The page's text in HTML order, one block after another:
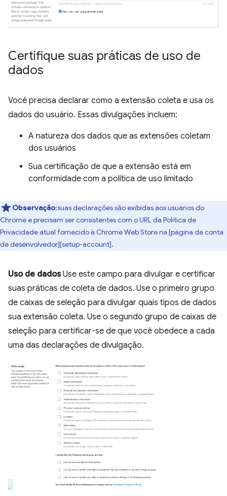
Certifique suas práticas de uso de
dados
Você precisa declarar como a extensão coleta e usa os
dados do usuário. Essas divulgações incluem:
A natureza dos dados que as extensões coletam
dos usuários
Sua certificação de que a extensão está em
conformidade com a política de uso limitado
Observação:suas declarações são exibidas aos usuários do
Chrome e precisam ser consistentes com o URL da Política de
Privacidade atual fornecido à Chrome Web Store na [página da conta
de desenvolvedor][setup-account].
Uso de dadosUse este campo para divulgar e certificar
suas práticas de coleta de dados. Use o primeiro grupo
de caixas de seleção para divulgar quais tipos de dados
sua extensão coleta. Use o segundo grupo de caixas de
seleção para certificar-se de que você obedece a cada
uma das declarações de divulgação.